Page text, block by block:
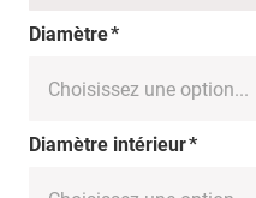
Diamètre
Diamètre intérieur